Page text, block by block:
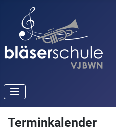
Terminkalender